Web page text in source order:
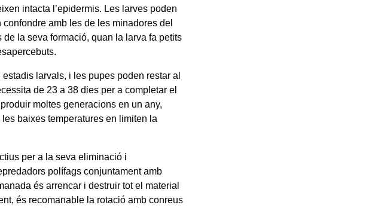
intacta l’epidermis. Les larves poden
amb les de les minadores del
de la seva formació, quan la larva fa petits
larvals, i les pupes poden restar al
de 23 a 38 dies per a completar el
moltes generacions en un any,
baixes temperatures en limiten la
per a la seva eliminació i
polífags conjuntament amb
és arrencar i destruir tot el material
és recomanable la rotació amb conreus